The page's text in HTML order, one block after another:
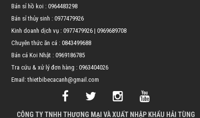
Bán sỉ hồ koi :0964483298
Bán sỉ thủy sinh :0977479926
Kinh doanh dịch vụ :0977479926 |0969689708
Chuyên thức ăn cá :0843499688
Bán cá Koi Nhật :0969186785
Tra cứu & xử lý đơn hàng :0963404026
Email: thietbibecacanh@gmail.com
CÔNG TY TNHH THƯƠNG MẠI VÀ XUẤT NHẬP KHẨU HẢI TÙNG